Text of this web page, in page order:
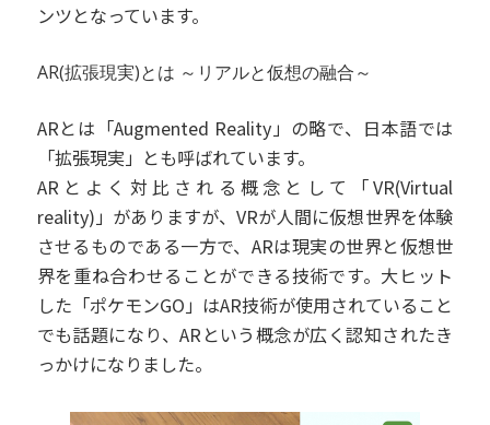
ンツとなっています。
AR(拡張現実)とは ～リアルと仮想の融合～
ARとは「Augmented Reality」の略で、日本語では
「拡張現実」とも呼ばれています。
ARとよく対比される概念として「VR(Virtual
reality)」がありますが、VRが人間に仮想世界を体験
させるものである一方で、ARは現実の世界と仮想世
界を重ね合わせることができる技術です。大ヒット
した「ポケモンGO」はAR技術が使用されていること
でも話題になり、ARという概念が広く認知されたき
っかけになりました。